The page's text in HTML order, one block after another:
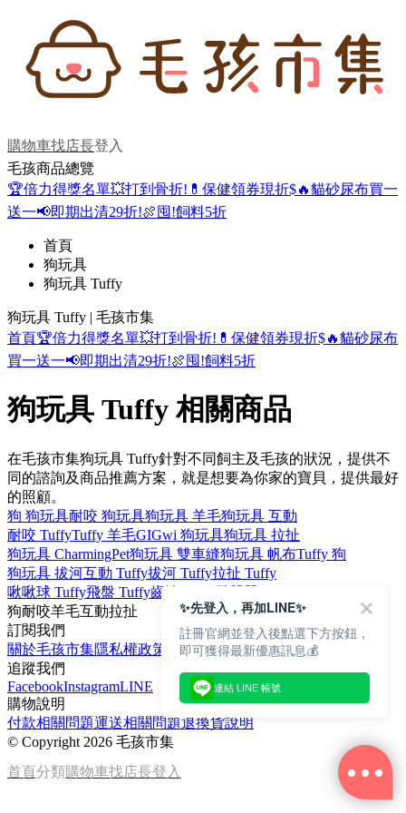
購物車找店長登入
毛孩商品總覽
🏆倍力得獎名單💥打到骨折! 💊保健領券現折$🔥貓砂尿布買一
送一📢即期出清29折!🍖囤!飼料5折
首頁
狗玩具
狗玩具 Tuffy
狗玩具 Tuffy | 毛孩市集
首頁🏆倍力得獎名單💥打到骨折! 💊保健領券現折$🔥貓砂尿布
買一送一📢即期出清29折!🍖囤!飼料5折
狗玩具 Tuffy 相關商品
在毛孩市集狗玩具 Tuffy針對不同飼主及毛孩的狀況，提供不
同的諮詢及商品推薦方案，就是想要為你家的寶貝，提供最好
的照顧。
狗 狗玩具耐咬 狗玩具狗玩具 羊毛狗玩具 互動
耐咬 TuffyTuffy 羊毛GIGwi 狗玩具狗玩具 拉扯
狗玩具 CharmingPet狗玩具 雙車縫狗玩具 帆布Tuffy 狗
狗玩具 拔河互動 Tuffy拔河 Tuffy拉扯 Tuffy
啾啾球 Tuffy飛盤 Tuffy齒輪 Tuffy
狗耐咬羊毛互動拉扯
訂閱我們
關於毛孩市集隱私權政策
文章
追蹤我們
FacebookInstagramLINE
購物說明
付款相關問題運送相關問題退換貨說明
© Copyright 2026 毛孩市集
首頁分類購物車找店長登入
✨先登入，再加LINE✨
註冊官網並登入後點選下方按鈕，
即可獲得最新優惠訊息💰
連結 LINE 帳號